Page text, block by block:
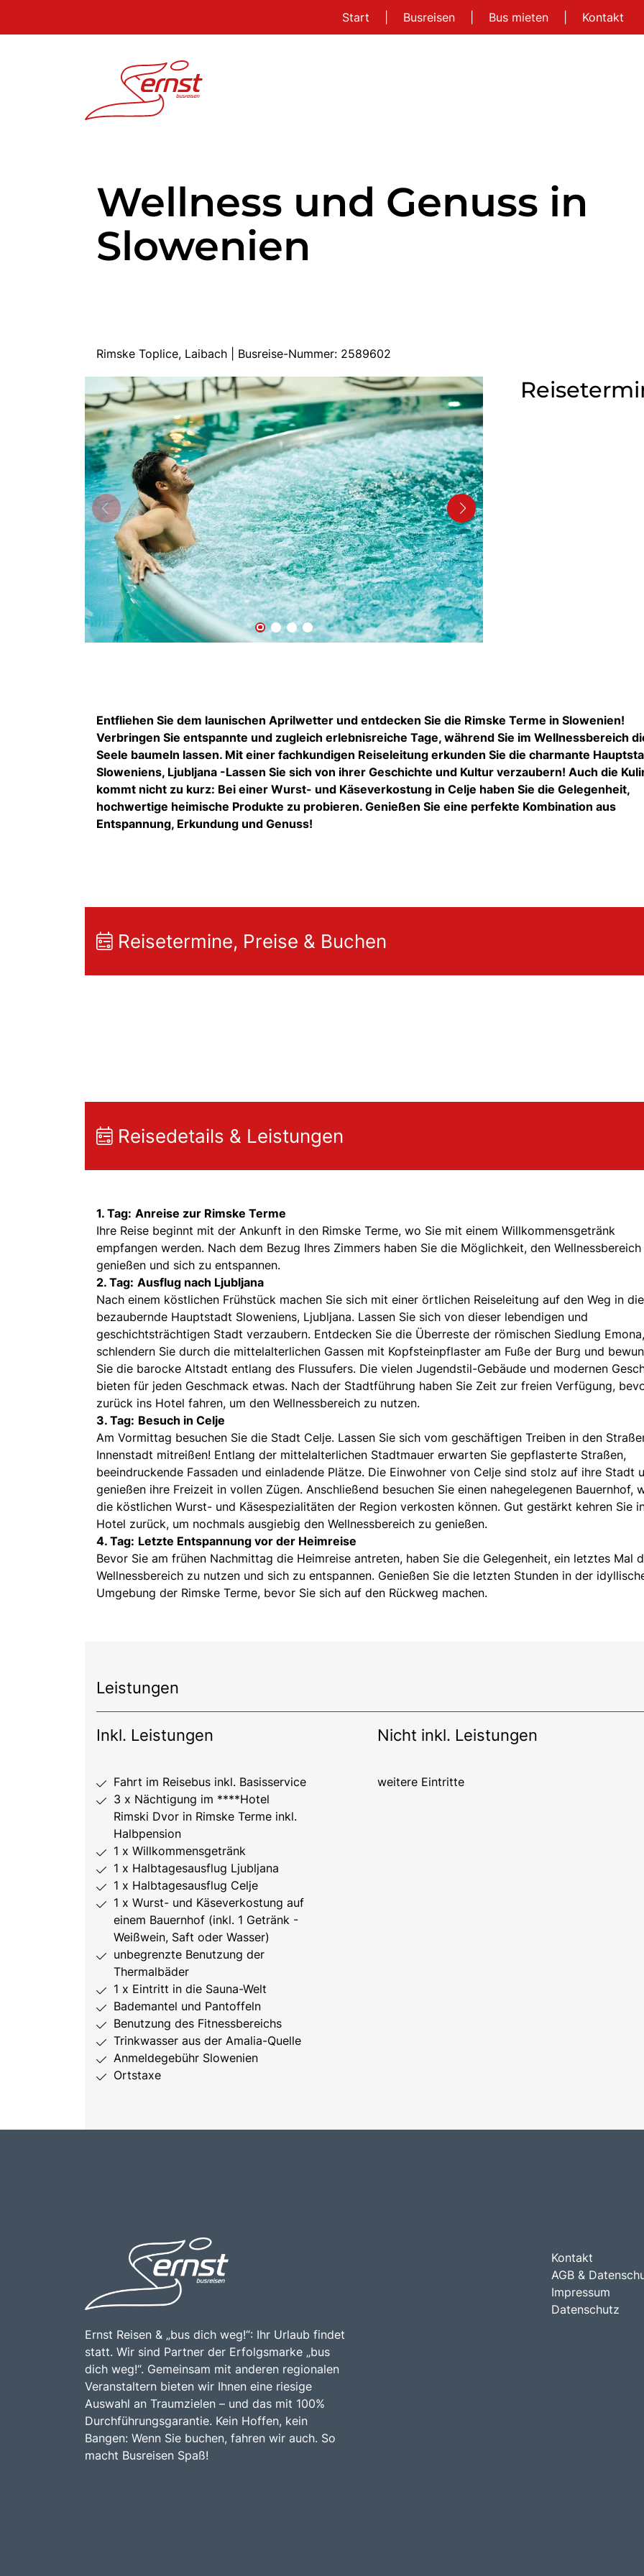
Start Busreisen Bus mieten Kontakt
Wellness und Genuss in
Slowenien
Rimske Toplice, Laibach | Busreise-Nummer: 2589602
Entfliehen Sie dem launischen Aprilwetter und entdecken Sie die Rimske Terme in Slowenien!
Verbringen Sie entspannte und zugleich erlebnisreiche Tage, während Sie im Wellnessbereich
Seele baumeln lassen. Mit einer fachkundigen Reiseleitung erkunden Sie die charmante
Sloweniens, Ljubljana -Lassen Sie sich von ihrer Geschichte und Kultur verzaubern! Auch die
kommt nicht zu kurz: Bei einer Wurst- und Käseverkostung in Celje haben Sie die Gelegenheit,
hochwertige heimische Produkte zu probieren. Genießen Sie eine perfekte Kombination aus
Entspannung, Erkundung und Genuss!
Reisetermine, Preise & Buchen
Reisedetails & Leistungen
1. Tag: Anreise zur Rimske Terme
Ihre Reise beginnt mit der Ankunft in den Rimske Terme, wo Sie mit einem Willkommensgetränk
empfangen werden. Nach dem Bezug Ihres Zimmers haben Sie die Möglichkeit, den
genießen und sich zu entspannen.
2. Tag: Ausflug nach Ljubljana
Nach einem köstlichen Frühstück machen Sie sich mit einer örtlichen Reiseleitung auf den Weg in die
bezaubernde Hauptstadt Sloweniens, Ljubljana. Lassen Sie sich von dieser lebendigen und
geschichtsträchtigen Stadt verzaubern. Entdecken Sie die Überreste der römischen Siedlung Emona,
schlendern Sie durch die mittelalterlichen Gassen mit Kopfsteinpflaster am Fuße der Burg und
Sie die barocke Altstadt entlang des Flussufers. Die vielen Jugendstil-Gebäude und modernen
bieten für jeden Geschmack etwas. Nach der Stadtführung haben Sie Zeit zur freien Verfügung,
zurück ins Hotel fahren, um den Wellnessbereich zu nutzen.
3. Tag: Besuch in Celje
Am Vormittag besuchen Sie die Stadt Celje. Lassen Sie sich vom geschäftigen Treiben in den
Innenstadt mitreißen! Entlang der mittelalterlichen Stadtmauer erwarten Sie gepflasterte Straßen,
beeindruckende Fassaden und einladende Plätze. Die Einwohner von Celje sind stolz auf ihre Stadt
genießen ihre Freizeit in vollen Zügen. Anschließend besuchen Sie einen nahegelegenen Bauernhof,
die köstlichen Wurst- und Käsespezialitäten der Region verkosten können. Gut gestärkt kehren Sie
Hotel zurück, um nochmals ausgiebig den Wellnessbereich zu genießen.
4. Tag: Letzte Entspannung vor der Heimreise
Bevor Sie am frühen Nachmittag die Heimreise antreten, haben Sie die Gelegenheit, ein letztes Mal
Wellnessbereich zu nutzen und sich zu entspannen. Genießen Sie die letzten Stunden in der
Umgebung der Rimske Terme, bevor Sie sich auf den Rückweg machen.
Leistungen
Inkl. Leistungen
Fahrt im Reisebus inkl. Basisservice
3 x Nächtigung im ****Hotel
Rimski Dvor in Rimske Terme inkl.
Halbpension
1 x Willkommensgetränk
1 x Halbtagesausflug Ljubljana
1 x Halbtagesausflug Celje
1 x Wurst- und Käseverkostung auf
einem Bauernhof (inkl. 1 Getränk -
Weißwein, Saft oder Wasser)
unbegrenzte Benutzung der
Thermalbäder
1 x Eintritt in die Sauna-Welt
Bademantel und Pantoffeln
Benutzung des Fitnessbereichs
Trinkwasser aus der Amalia-Quelle
Anmeldegebühr Slowenien
Ortstaxe
Nicht inkl. Leistungen
weitere Eintritte
Ernst Reisen & „bus dich weg!“: Ihr Urlaub findet
statt. Wir sind Partner der Erfolgsmarke „bus
dich weg!“. Gemeinsam mit anderen regionalen
Veranstaltern bieten wir Ihnen eine riesige
Auswahl an Traumzielen – und das mit 100%
Durchführungsgarantie. Kein Hoffen, kein
Bangen: Wenn Sie buchen, fahren wir auch. So
macht Busreisen Spaß!
Kontakt
AGB &
Impressum
Datenschutz